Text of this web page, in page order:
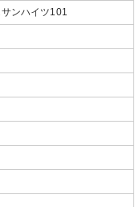
ンハイツ101